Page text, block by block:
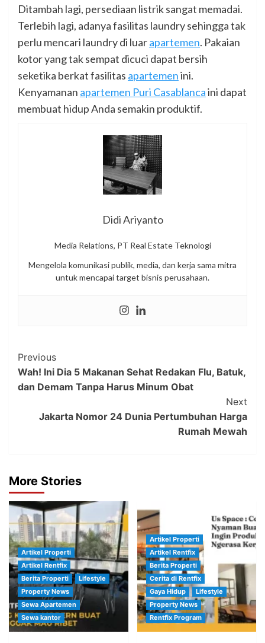
Ditambah lagi, persediaan listrik sangat memadai.
Terlebih lagi, adanya fasilitas laundry sehingga tak
perlu mencari laundry di luarapartemen. Pakaian
kotor yang tak sempat dicuci dapat bersih
seketika berkat fasilitas apartemenini.
Kenyamanan apartemen Puri Casablancaini dapat
membuat hidup Anda semakin produktif.
Didi Ariyanto
Media Relations, PT Real Estate Teknologi
Mengelola komunikasi publik, media, dan kerja sama mitra
untuk mencapai target bisnis perusahaan.
Post
Navigation
Previous
Wah! Ini Dia 5 Makanan Sehat Redakan Flu, Batuk,
dan Demam Tanpa Harus Minum Obat
Next
Jakarta Nomor 24 Dunia Pertumbuhan Harga
Rumah Mewah
More Stories
Artikel Properti
Artikel Rentfix
Berita Properti
Lifestyle
Property News
Sewa Apartemen
Sewa kantor
Artikel Properti
Artikel Rentfix
Berita Properti
Cerita di Rentfix
Gaya Hidup
Lifestyle
Property News
Rentfix Program